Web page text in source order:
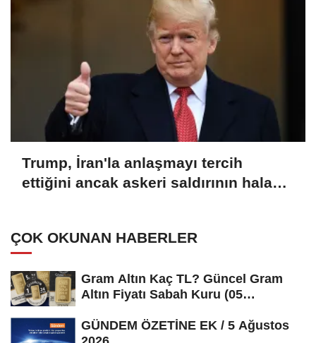
Trump, İran'la anlaşmayı tercih
ettiğini ancak askeri saldırının hala
ÇOK OKUNAN HABERLER
Gram Altın Kaç TL? Güncel Gram
Altın Fiyatı Sabah Kuru (05
GÜNDEM ÖZETİNE EK / 5 Ağustos